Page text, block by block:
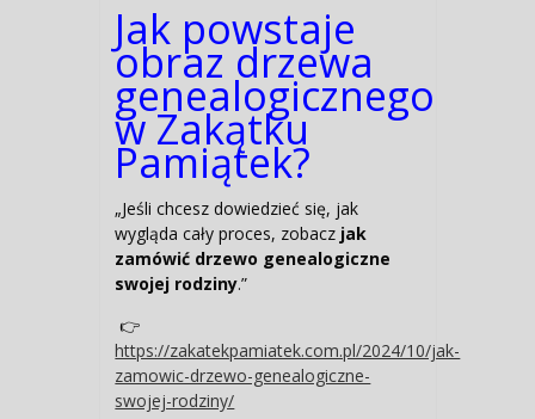
Jak powstaje
obraz drzewa
genealogicznego
w Zakątku
Pamiątek?
„Jeśli chcesz dowiedzieć się, jak
wygląda cały proces, zobacz jak
zamówić drzewo genealogiczne
swojej rodziny.”
👉
https://zakatekpamiatek.com.pl/2024/10/jak-
zamowic-drzewo-genealogiczne-
swojej-rodziny/